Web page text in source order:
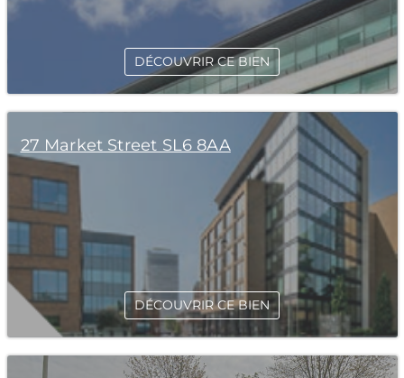
DÉCOUVRIR CE BIEN
27 Market Street SL6 8AA
DÉCOUVRIR CE BIEN